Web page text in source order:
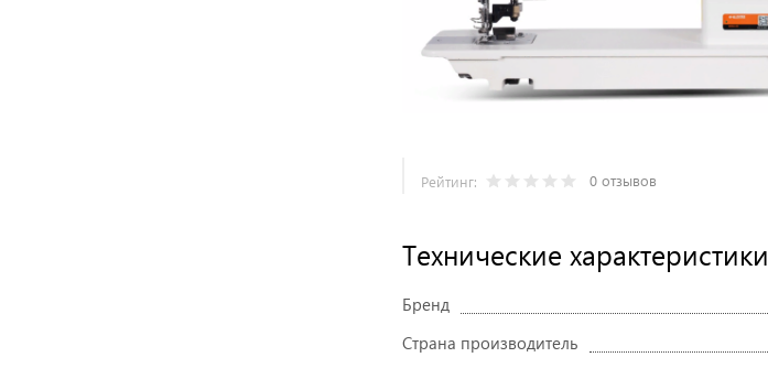
Рейтинг: 0 отзывов
Технические характеристики
Бренд
Страна производитель